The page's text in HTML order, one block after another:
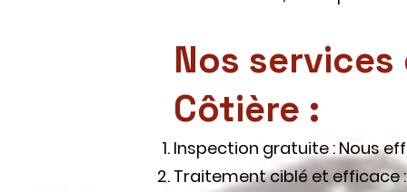
Nos
Côtière :
Inspection gratuite : Nous
Traitement ciblé et efficace